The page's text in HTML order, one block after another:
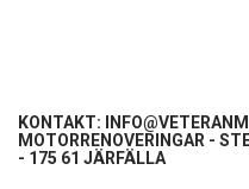
KONTAKT:
MOTORRENOVERINGAR -
- 175 61 JÄRFÄLLA